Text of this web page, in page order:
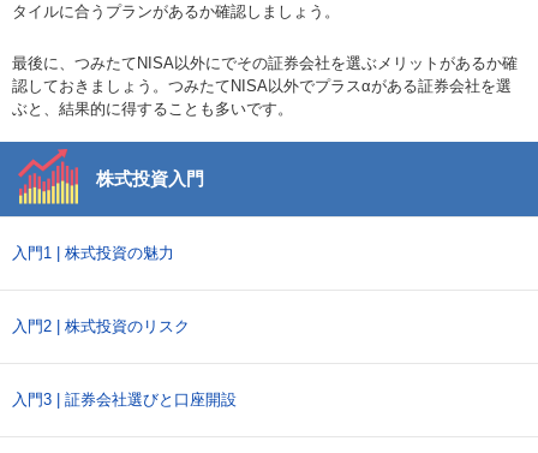
タイルに合うプランがあるか確認しましょう。
最後に、つみたてNISA以外にでその証券会社を選ぶメリットがあるか確
認しておきましょう。つみたてNISA以外でプラスαがある証券会社を選
ぶと、結果的に得することも多いです。
株式投資入門
入門1 | 株式投資の魅力
入門2 | 株式投資のリスク
入門3 | 証券会社選びと口座開設